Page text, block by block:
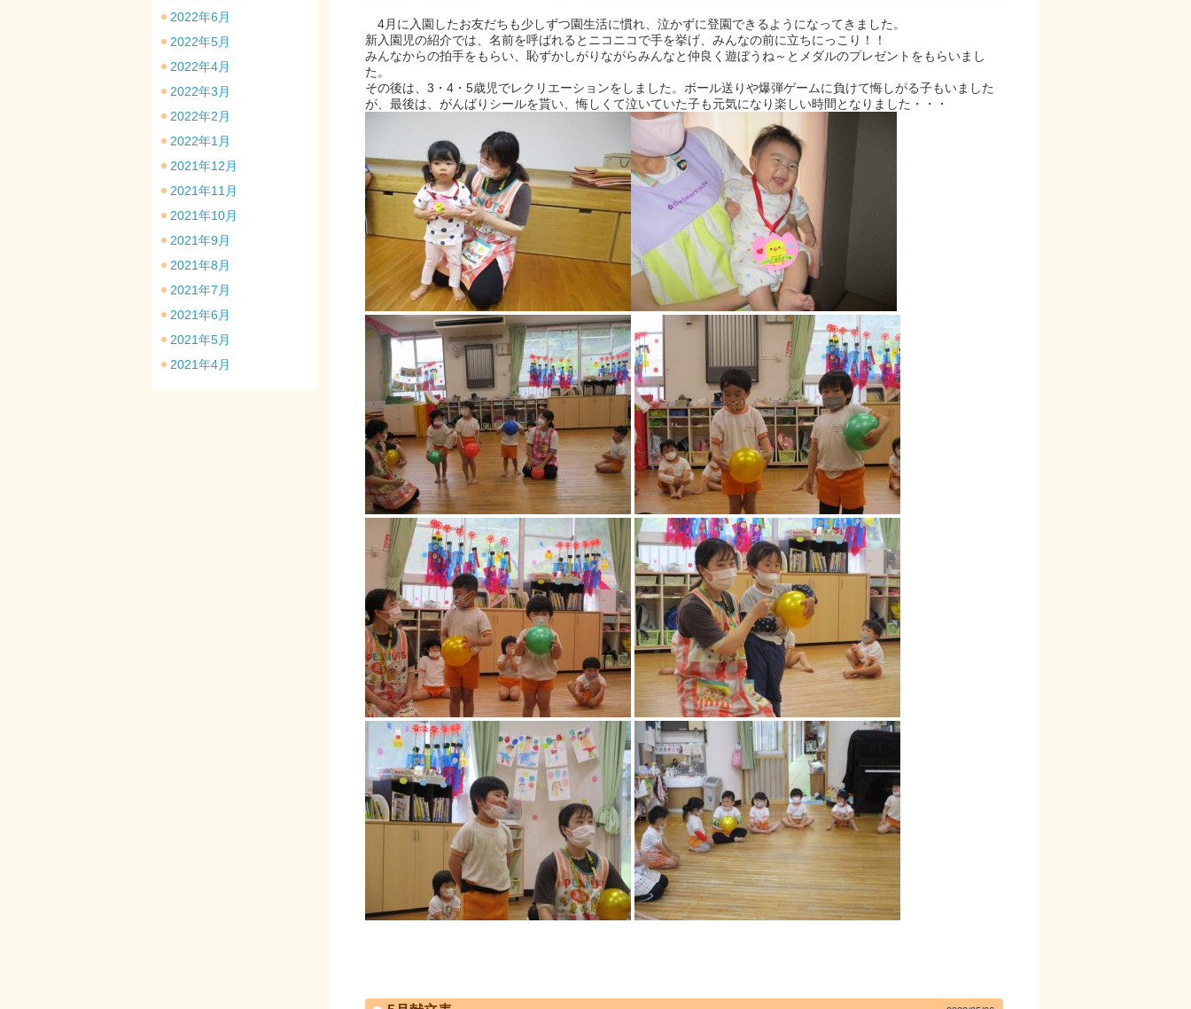
4月に入園したお友だちも少しずつ園生活に慣れ、泣かずに登園できるようになってきました。
新入園児の紹介では、名前を呼ばれるとニコニコで手を挙げ、みんなの前に立ちにっこり！！
みんなからの拍手をもらい、恥ずかしがりながらみんなと仲良く遊ぼうね～とメダルのプレゼントをもらいまし
た。
その後は、3・4・5歳児でレクリエーションをしました。ボール送りや爆弾ゲームに負けて悔しがる子もいました
が、最後は、がんばりシールを貰い、悔しくて泣いていた子も元気になり楽しい時間となりました・・・
2022年6月
2022年5月
2022年4月
2022年3月
2022年2月
2022年1月
2021年12月
2021年11月
2021年10月
2021年9月
2021年8月
2021年7月
2021年6月
2021年5月
2021年4月